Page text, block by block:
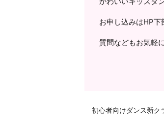
お申し込みはHP下
質問などもお気軽
初心者向けダンス新ク